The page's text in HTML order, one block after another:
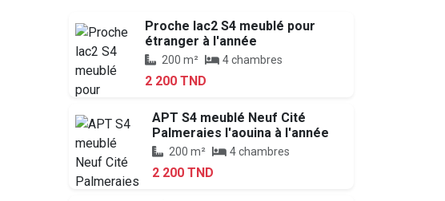
Proche lac2 S4 meublé pour
étranger à l'année
200 m² 4 chambres
2 200 TND
APT S4 meublé Neuf Cité
Palmeraies l'aouina à l'année
200 m² 4 chambres
2 200 TND